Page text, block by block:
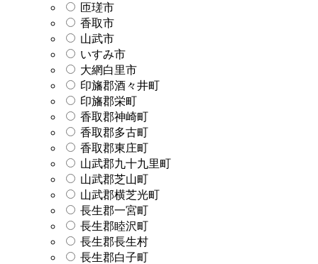
匝瑳市
香取市
山武市
いすみ市
大網白里市
印旛郡酒々井町
印旛郡栄町
香取郡神崎町
香取郡多古町
香取郡東庄町
山武郡九十九里町
山武郡芝山町
山武郡横芝光町
長生郡一宮町
長生郡睦沢町
長生郡長生村
長生郡白子町